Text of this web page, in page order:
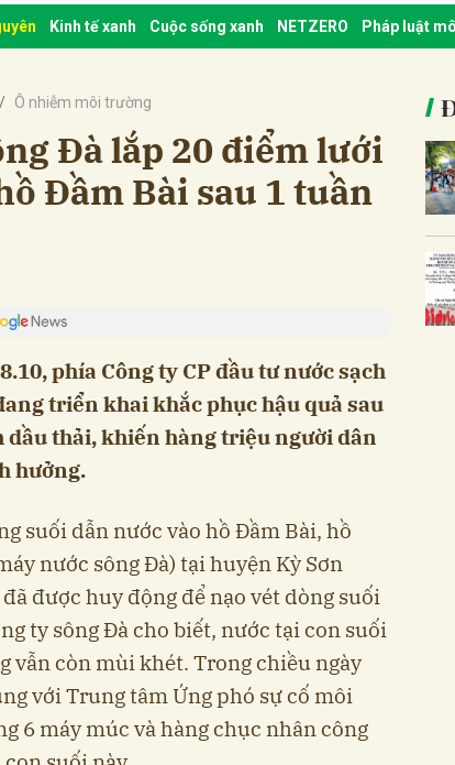
Kinh tế xanh Cuộc sống xanh NETZERO Pháp luật
Ô nhiễm môi trường
Đà lắp 20 điểm lưới
Đầm Bài sau 1 tuần
phía Công ty CP đầu tư nước sạch
triển khai khắc phục hậu quả sau
dầu thải, khiến hàng triệu người dân
hưởng.
suối dẫn nước vào hồ Đầm Bài, hồ
nước sông Đà) tại huyện Kỳ Sơn
được huy động để nạo vét dòng suối
ty sông Đà cho biết, nước tại con suối
vẫn còn mùi khét. Trong chiều ngày
với Trung tâm Ứng phó sự cố môi
6 máy múc và hàng chục nhân công